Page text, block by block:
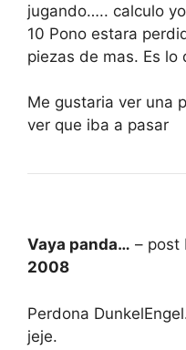
jugando….. calculo
10 Pono estara
piezas de mas. Es lo
Me gustaria ver una
ver que iba a pasar
Vaya panda… – post
2008
Perdona
jeje.